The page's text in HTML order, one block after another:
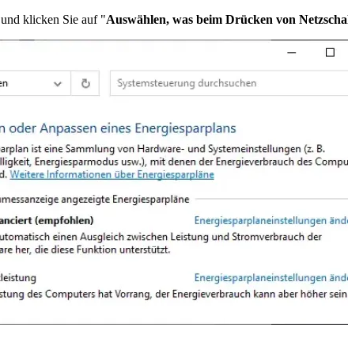
und klicken Sie auf "Auswählen, was beim Drücken von